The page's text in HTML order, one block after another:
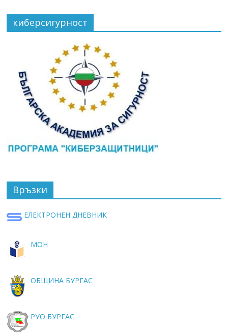
киберсигурност
Връзки
ЕЛЕКТРОНЕН ДНЕВНИК
МОН
ОБЩИНА БУРГАС
РУО БУРГАС